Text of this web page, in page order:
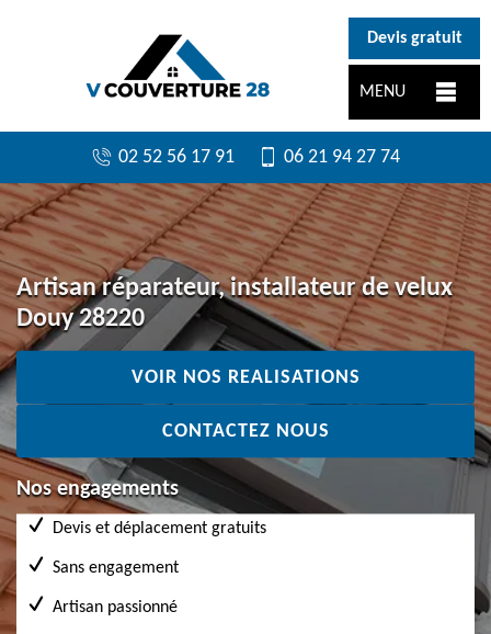
Devis gratuit
MENU
02 52 56 17 91 06 21 94 27 74
Artisan réparateur, installateur de velux
Douy 28220
VOIR NOS REALISATIONS
CONTACTEZ NOUS
Nos engagements
Devis et déplacement gratuits
Sans engagement
Artisan passionné